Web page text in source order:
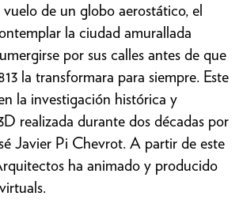
de un globo aerostático, el
la ciudad amurallada
por sus calles antes de que
la transformara para siempre. Este
la investigación histórica y
realizada durante dos décadas por
Javier Pi Chevrot. A partir de este
ha animado y producido